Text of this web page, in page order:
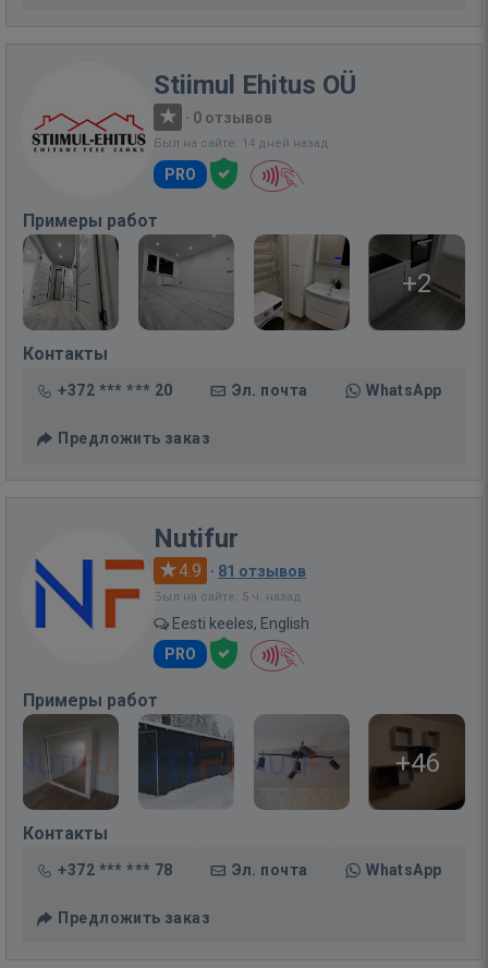
Stiimul Ehitus OÜ
· 0 отзывов
Был на сайте: 14 дней назад
PRO
Примеры работ
+2
Контакты
+372 *** *** 20 Эл. почта WhatsApp
Предложить заказ
Nutifur
4.9 · 81 отзывов
Был на сайте: 5 ч. назад
Eesti keeles, English
PRO
Примеры работ
+46
Контакты
+372 *** *** 78 Эл. почта WhatsApp
Предложить заказ